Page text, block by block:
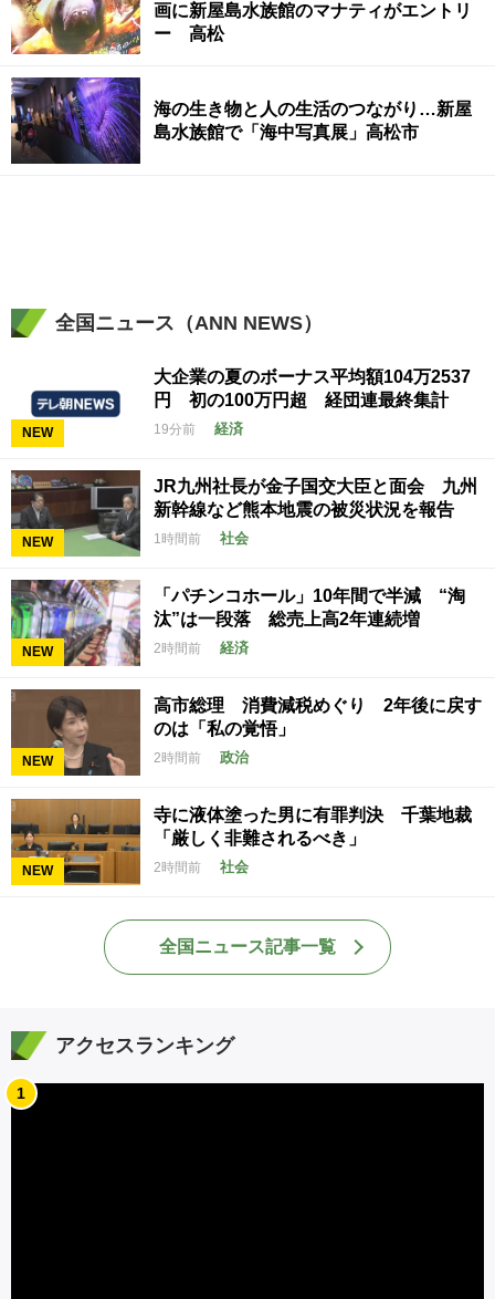
画に新屋島水族館のマナティがエントリ
ー 高松
海の生き物と人の生活のつながり…新屋
島水族館で「海中写真展」高松市
全国ニュース（ANN NEWS）
NEW
大企業の夏のボーナス平均額104万2537
円 初の100万円超 経団連最終集計
19分前 経済
NEW
JR九州社長が金子国交大臣と面会 九州
新幹線など熊本地震の被災状況を報告
1時間前 社会
NEW
「パチンコホール」10年間で半減 “淘
汰”は一段落 総売上高2年連続増
2時間前 経済
NEW
高市総理 消費減税めぐり 2年後に戻す
のは「私の覚悟」
2時間前 政治
NEW
寺に液体塗った男に有罪判決 千葉地裁
「厳しく非難されるべき」
2時間前 社会
全国ニュース記事一覧
アクセスランキング
1